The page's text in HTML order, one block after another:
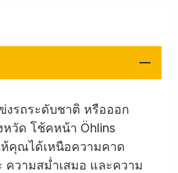
งรถระดับชาติ หรือออก
วัด โช้คหน้า Öhlins
ห้คุณได้เหนือความคาด
ความสม่ำเสมอ และความ